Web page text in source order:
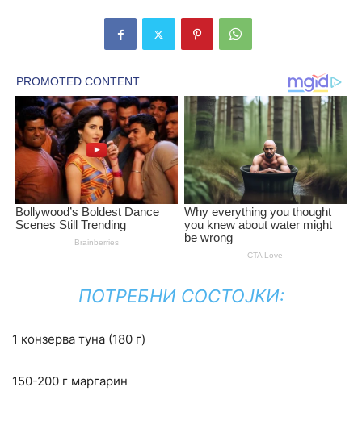
ПОТРЕБНИ СОСТОЈКИ:
1 конзерва туна (180 г)
150-200 г маргарин